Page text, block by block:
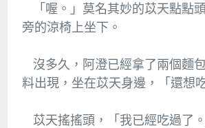
「喔。」莫名其妙的苡天點點
旁的涼椅上坐下。
沒多久，阿澄已經拿了兩個麵
料出現，坐在苡天身邊，「還想
苡天搖搖頭，「我已經吃過了